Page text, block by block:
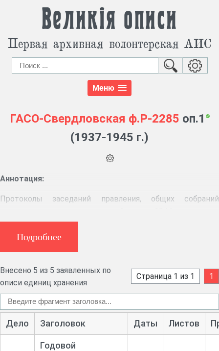
Великія описи
Первая архивная волонтерская АИС
Меню
ГАСО-Свердловская ф.Р-2285 оп.1
(1937-1945 г.)
Аннотация:
Протоколы заседаний правления, общих собраний
Подробнее
Внесено 5 из 5 заявленных по
описи единиц хранения
Страница 1 из 1 1
Дело Заголовок Даты Листов
Годовой